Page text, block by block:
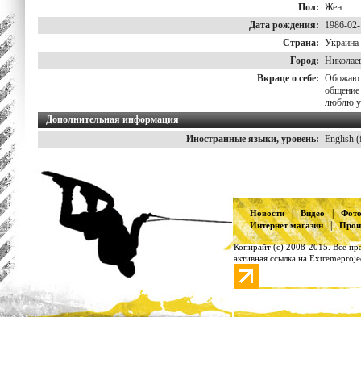
Пол: Жен.
Дата рождения:
1986-
Страна: Украина
Город:
Вкраце о себе: Обожаю
люблю
Дополнительная информация
Иностранные языки, уровень: English
Новости|Видео|
Интернет магазин|
Копирайт (с) 2008-2015. Все
активная ссылка на